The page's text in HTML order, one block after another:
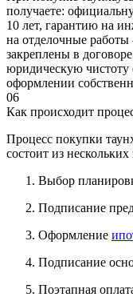
получаете:
10 лет, гарантию на
на отделочные работы
закреплены в
юридическую чистоту
оформлении
06
Как происходит
Процесс покупки
состоит из нескольких
Выбор
Подписание
Оформление
Подписание
Поэтапная